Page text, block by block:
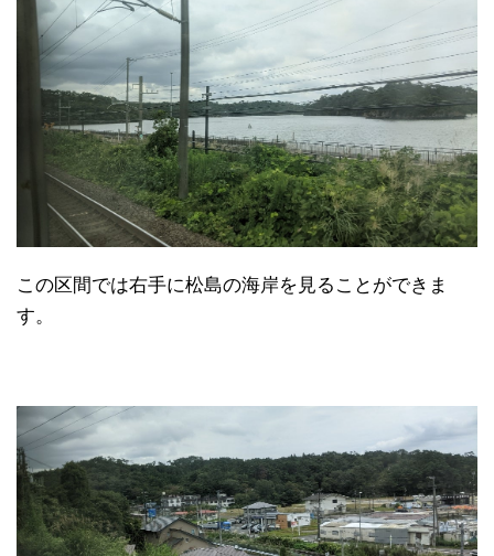
この区間では右手に松島の海岸を見ることができま
す。